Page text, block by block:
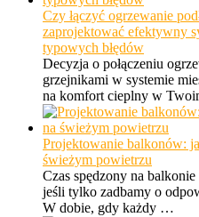
Czy łączyć ogrzewanie
zaprojektować efektywny
typowych błędów
Decyzja o połączeniu
grzejnikami w systemie
na komfort cieplny w
Projektowanie balkonów:
świeżym powietrzu
Czas spędzony na
jeśli tylko zadbamy o
W dobie, gdy każdy …